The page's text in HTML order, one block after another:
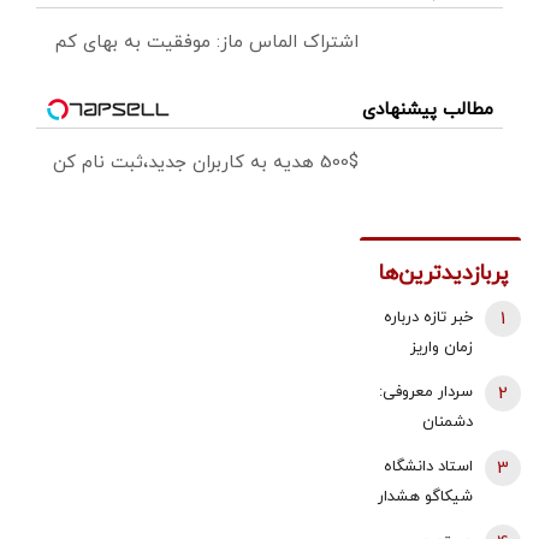
اشتراک الماس ماز: موفقیت به بهای کم
مطالب پیشنهادی
500$ هدیه به کاربران جدید،ثبت نام کن
پربازدیدترین‌ها
خبر تازه درباره
زمان واریز
فروردین و
اردیبهشت
بازنشستگان
تامین اجتماعی
1
سردار معروفی:
دشمنان
می‌دانند که
قادر به تصرف
2
استاد دانشگاه
شیکاگو هشدار
3